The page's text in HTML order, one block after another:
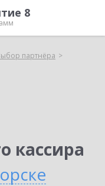
8
партнёра
кассира